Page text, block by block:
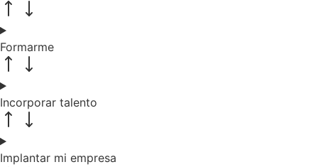
Formarme
Incorporar talento
Implantar mi empresa